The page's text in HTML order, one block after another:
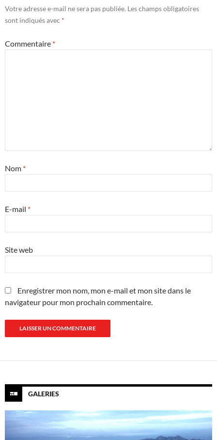
Votre adresse e-mail ne sera pas publiée. Les champs obligatoires
sont indiqués avec *
Commentaire *
Nom *
E-mail *
Site web
Enregistrer mon nom, mon e-mail et mon site dans le
navigateur pour mon prochain commentaire.
GALERIES